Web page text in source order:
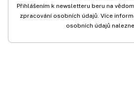
Přihlášením k newsletteru beru na
zpracování osobních údajů. Více
osobních údajů